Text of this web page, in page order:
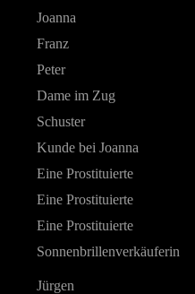
Joanna
Franz
Peter
Dame im Zug
Schuster
Kunde bei Joanna
Eine Prostituierte
Eine Prostituierte
Eine Prostituierte
Sonnenbrillenverkäuferin
Jürgen